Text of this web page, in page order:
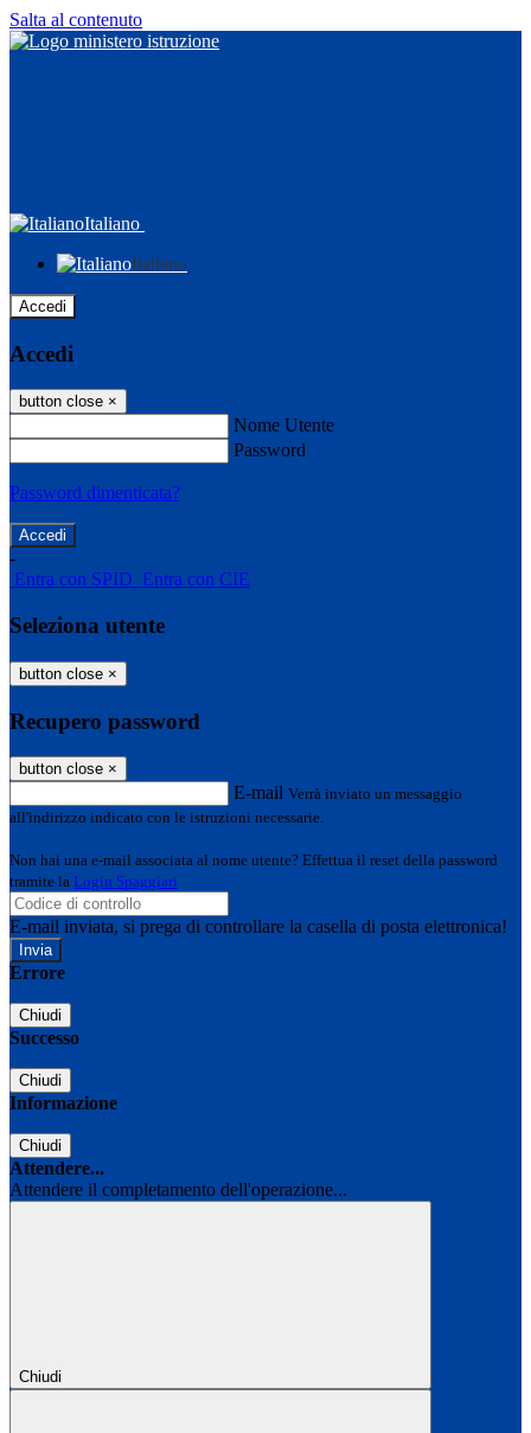
Salta al contenuto
Italiano
Italiano
Accedi
Accedi
button close ×
Nome Utente
Password
Password dimenticata?
-
Entra con SPID Entra con CIE
Seleziona utente
button close ×
Recupero password
button close ×
E-mail Verrà inviato un messaggio
all'indirizzo indicato con le istruzioni necessarie.
Non hai una e-mail associata al nome utente? Effettua il reset della password
tramite la Login Spaggiari
E-mail inviata, si prega di controllare la casella di posta elettronica!
Errore
Chiudi
Successo
Chiudi
Informazione
Chiudi
Attendere...
Attendere il completamento dell'operazione...
Chiudi